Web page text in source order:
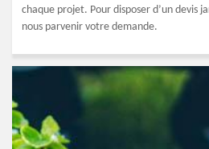
chaque projet. Pour disposer d’un devis
nous parvenir votre demande.